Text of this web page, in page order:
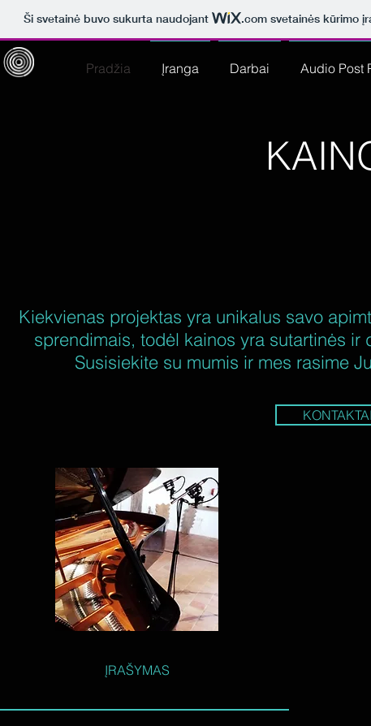
Ši svetainė buvo sukurta naudojant .com svetainės kūrimo
Pradžia Įranga Darbai Audio Post
Kiekvienas projektas yra unikalus savo
sprendimais, todėl kainos yra sutartinės
Susisiekite su mumis ir mes rasime
KONTAKTAI
ĮRAŠYMAS